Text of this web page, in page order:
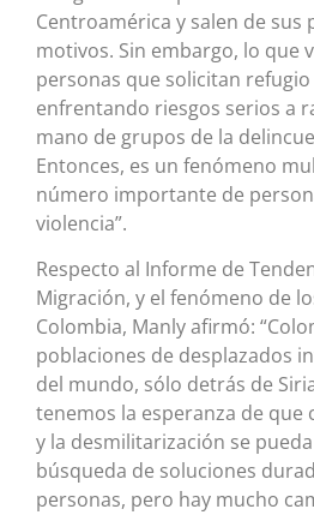
Centroamérica y salen de sus
motivos. Sin embargo, lo que
personas que solicitan
enfrentando riesgos serios a
mano de grupos de la
Entonces, es un fenómeno
número importante de
violencia”.
Respecto al Informe de
Migración, y el fenómeno de
Colombia, Manly afirmó:
poblaciones de desplazados
del mundo, sólo detrás de
tenemos la esperanza de que
y la desmilitarización se
búsqueda de soluciones
personas, pero hay mucho